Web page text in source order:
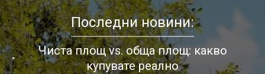
Последни новини:
Чиста площ vs. обща площ: какво
купувате реално